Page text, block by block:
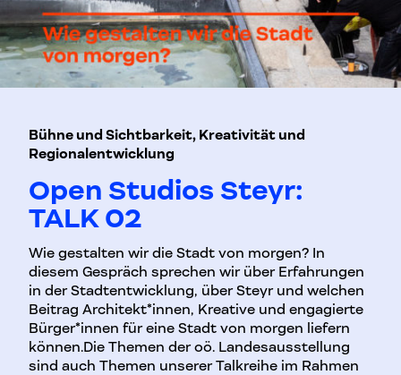
Bühne und Sichtbarkeit, Kreativität und
Regionalentwicklung
Open Studios Steyr:
TALK 02
Wie gestalten wir die Stadt von morgen? In
diesem Gespräch sprechen wir über Erfahrungen
in der Stadtentwicklung, über Steyr und welchen
Beitrag Architekt*innen, Kreative und engagierte
Bürger*innen für eine Stadt von morgen liefern
können.Die Themen der oö. Landesausstellung
sind auch Themen unserer Talkreihe im Rahmen